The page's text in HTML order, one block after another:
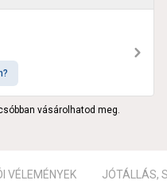
vásárolhatod meg.
VÉLEMÉNYEK JÓTÁLLÁS,